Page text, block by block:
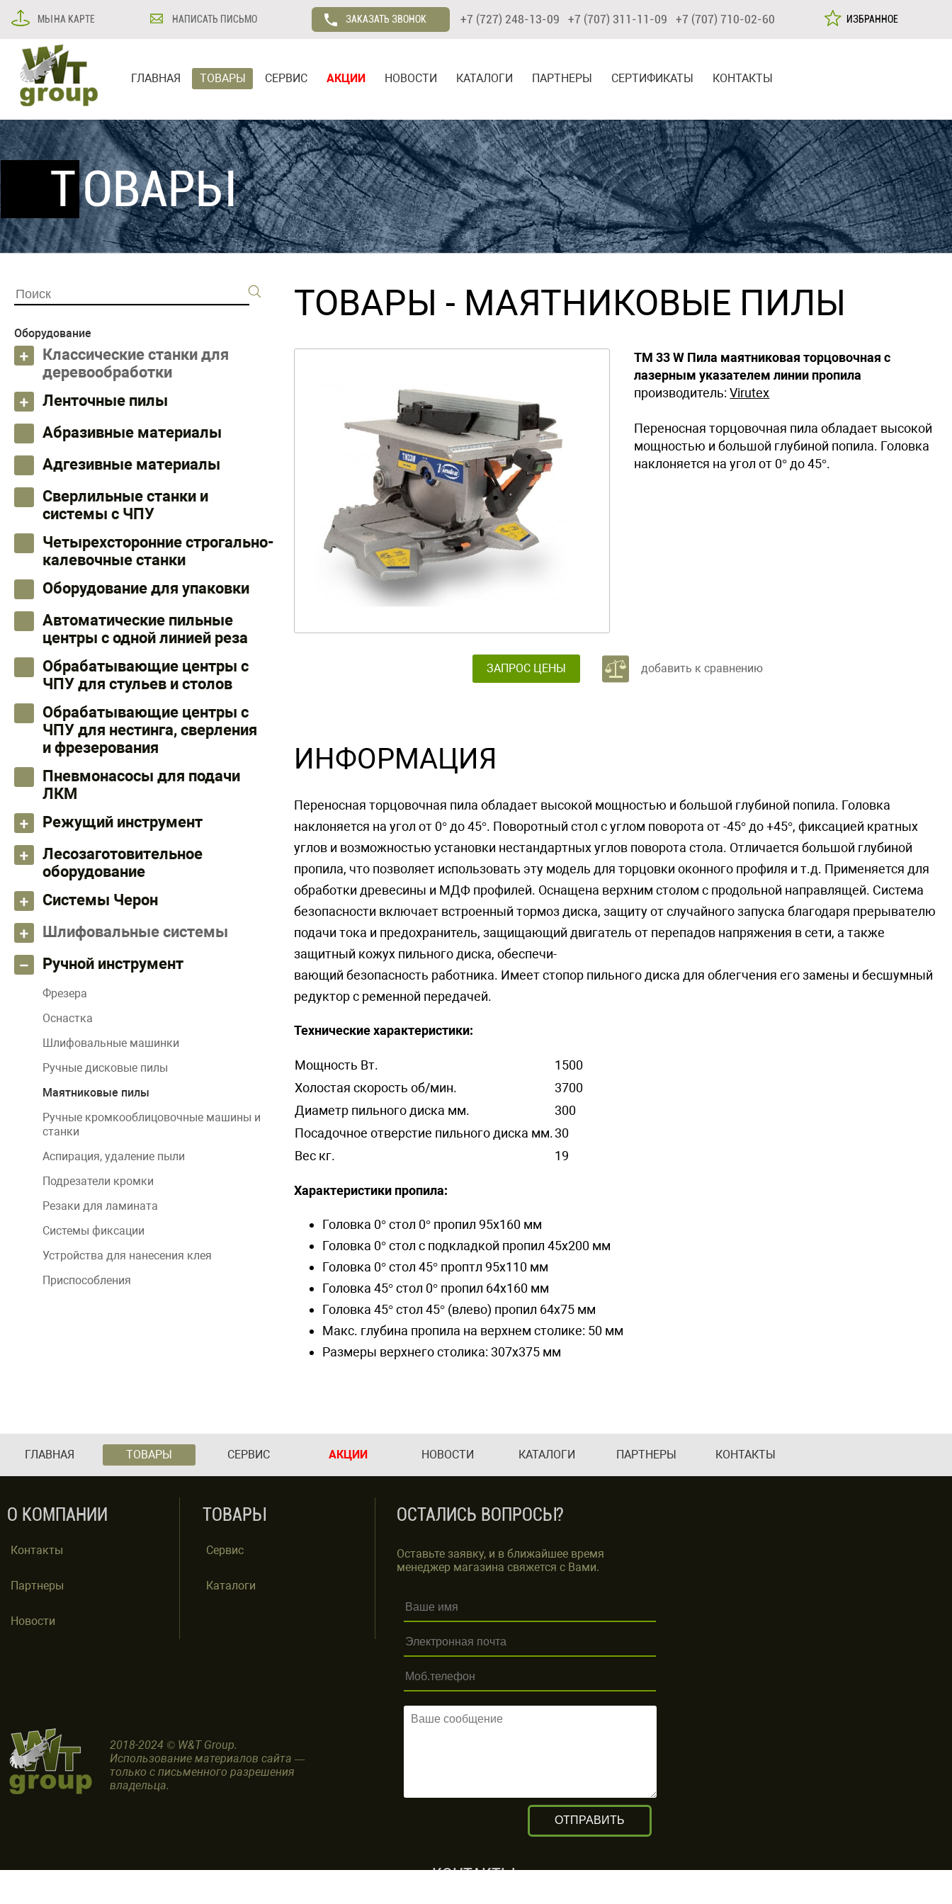
МЫ НА КАРТЕ НАПИСАТЬ ПИСЬМО ЗАКАЗАТЬ ЗВОНОК +7 (727) 248-13-09 +7 (707) 311-11-09 +7 (707) 710-02-60 ИЗБРАННОЕ
ГЛАВНАЯ ТОВАРЫ СЕРВИС АКЦИИ НОВОСТИ КАТАЛОГИ ПАРТНЕРЫ СЕРТИФИКАТЫ КОНТАКТЫ
ТОВАРЫ
Оборудование
Классические станки для
деревообработки
Ленточные пилы
Абразивные материалы
Адгезивные материалы
Сверлильные станки и
системы с ЧПУ
Четырехсторонние строгально-
калевочные станки
Оборудование для упаковки
Автоматические пильные
центры с одной линией реза
Обрабатывающие центры с
ЧПУ для стульев и столов
Обрабатывающие центры с
ЧПУ для нестинга, сверления
и фрезерования
Пневмонасосы для подачи
ЛКМ
Режущий инструмент
Лесозаготовительное
оборудование
Системы Черон
Шлифовальные системы
Ручной инструмент
Фрезера
Оснастка
Шлифовальные машинки
Ручные дисковые пилы
Маятниковые пилы
Ручные кромкооблицовочные машины и
станки
Аспирация, удаление пыли
Подрезатели кромки
Резаки для ламината
Системы фиксации
Устройства для нанесения клея
Приспособления
ТОВАРЫ - МАЯТНИКОВЫЕ ПИЛЫ
TM 33 W Пила маятниковая торцовочная с
лазерным указателем линии пропила
производитель:Virutex
Переносная торцовочная пила обладает высокой
мощностью и большой глубиной попила. Головка
наклоняется на угол от 0° до 45°.
добавить к сравнению
ЗАПРОС ЦЕНЫ
ИНФОРМАЦИЯ
Переносная торцовочная пила обладает высокой мощностью и большой глубиной попила. Головка
наклоняется на угол от 0° до 45°. Поворотный стол с углом поворота от -45° до +45°, фиксацией кратных
углов и возможностью установки нестандартных углов поворота стола. Отличается большой глубиной
пропила, что позволяет использовать эту модель для торцовки оконного профиля и т.д. Применяется для
обработки древесины и МДФ профилей. Оснащена верхним столом с продольной направлящей. Система
безопасности включает встроенный тормоз диска, защиту от случайного запуска благодаря прерывателю
подачи тока и предохранитель, защищающий двигатель от перепадов напряжения в сети, а также
защитный кожух пильного диска, обеспечи-
вающий безопасность работника. Имеет стопор пильного диска для облегчения его замены и бесшумный
редуктор с ременной передачей.
Технические характеристики:
Мощность Вт.
1500
Холостая скорость об/мин.
3700
Диаметр пильного диска мм.
300
Посадочное отверстие пильного диска мм.30
Вес кг.
19
Характеристики пропила:
Головка 0° стол 0° пропил 95x160 мм
Головка 0° стол с подкладкой пропил 45x200 мм
Головка 0° стол 45° проптл 95x110 мм
Головка 45° стол 0° пропил 64x160 мм
Головка 45° стол 45° (влево) пропил 64x75 мм
Макс. глубина пропила на верхнем столике: 50 мм
Размеры верхнего столика: 307x375 мм
ГЛАВНАЯ ТОВАРЫ СЕРВИС АКЦИИ НОВОСТИ КАТАЛОГИ ПАРТНЕРЫ КОНТАКТЫ
О КОМПАНИИ
Контакты
Партнеры
Новости
ТОВАРЫ
Сервис
Каталоги
2018-2024 © W&T Group.
Использование материалов сайта —
только с письменного разрешения
владельца.
ОСТАЛИСЬ ВОПРОСЫ?
Оставьте заявку, и в ближайшее время
менеджер магазина свяжется с Вами.
КОНТАКТЫ